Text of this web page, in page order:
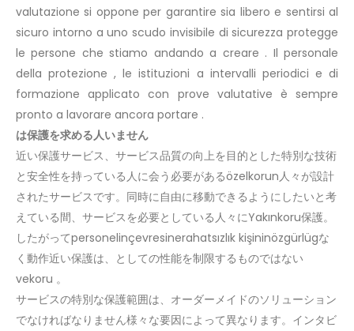
valutazione si oppone per garantire sia libero e sentirsi al
sicuro intorno a uno scudo invisibile di sicurezza protegge
le persone che stiamo andando a creare . Il personale
della protezione , le istituzioni a intervalli periodici e di
formazione applicato con prove valutative è sempre
pronto a lavorare ancora portare .
は保護を求める人いません
近い保護サービス、サービス品質の向上を目的とした特別な技術
と安全性を持っている人に会う必要があるözelkorun人々が設計
されたサービスです。同時に自由に移動できるようにしたいと考
えている間、サービスを必要としている人々にYakınkoru保護。
したがってpersonelinçevresinerahatsızlık kişininözgürlügな
く動作近い保護は、としての性能を制限するものではない
vekoru 。
サービスの特別な保護範囲は、オーダーメイドのソリューション
でなければなりません様々な要因によって異なります。インタビ